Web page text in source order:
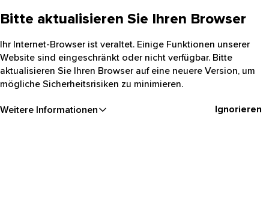
Bitte aktualisieren Sie Ihren Browser
Ihr Internet-Browser ist veraltet. Einige Funktionen unserer
Website sind eingeschränkt oder nicht verfügbar. Bitte
aktualisieren Sie Ihren Browser auf eine neuere Version, um
mögliche Sicherheitsrisiken zu minimieren.
Weitere Informationen Ignorieren